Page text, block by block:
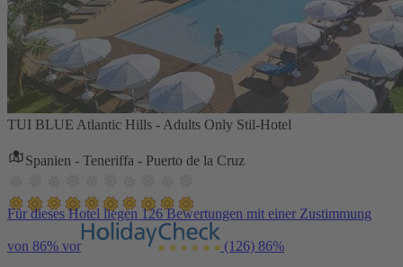
TUI BLUE Atlantic Hills - Adults Only Stil-Hotel
Spanien - Teneriffa - Puerto de la Cruz
Für dieses Hotel liegen 126 Bewertungen mit einer Zustimmung
von 86% vor (126) 86%